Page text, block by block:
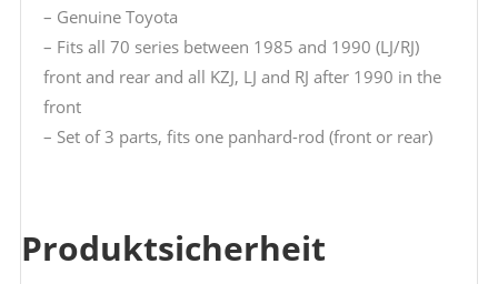
– Genuine Toyota
– Fits all 70 series between 1985 and 1990 (LJ/RJ)
front and rear and all KZJ, LJ and RJ after 1990 in the
front
– Set of 3 parts, fits one panhard-rod (front or rear)
Produktsicherheit